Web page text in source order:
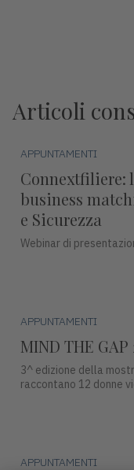
Articoli
APPUNTAMENTI
Connextfiliere:
business
e Sicurezza
Webinar di
APPUNTAMENTI
MIND THE
3^ edizione della
raccontano 12 donne
APPUNTAMENTI